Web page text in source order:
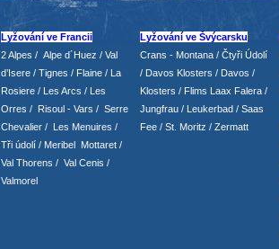
Lyžování ve Francii
2 Alpes / Alpe d´Huez / Val
d’Isere / Tignes / Flaine / La
Rosiere / Les Arcs / Les
Orres / Risoul - Vars / Serre
Chevalier / Les Menuires /
Tři údolí / Meribel Mottaret /
Val Thorens / Val Cenis /
Valmorel
Lyžování ve Švýcarsku
Crans - Montana / Čtyři Údolí
/ Davos Klosters / Davos /
Klosters / Flims Laax Falera /
Jungfrau / Leukerbad / Saas
Fee / St. Moritz / Zermatt